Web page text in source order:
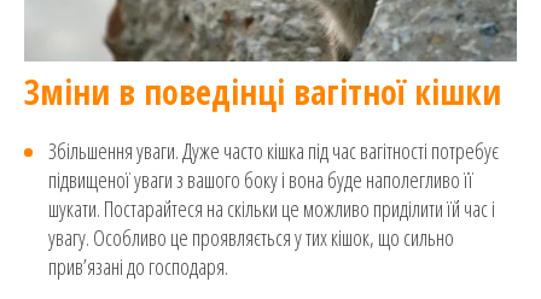
Зміни в поведінці вагітної кішки
Збільшення уваги. Дуже часто кішка під час вагітності потребує
підвищеної уваги з вашого боку і вона буде наполегливо її
шукати. Постарайтеся на скільки це можливо приділити їй час і
увагу. Особливо це проявляється у тих кішок, що сильно
прив’язані до господаря.